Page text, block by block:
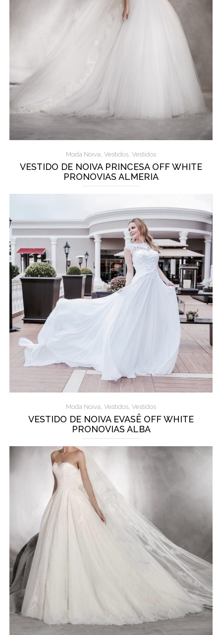
Moda Noiva, Vestidos, Vestidos
VESTIDO DE NOIVA PRINCESA OFF WHITE
PRONOVIAS ALMERIA
Moda Noiva, Vestidos, Vestidos
VESTIDO DE NOIVA EVASÊ OFF WHITE
PRONOVIAS ALBA